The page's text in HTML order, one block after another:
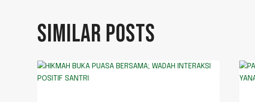
SIMILAR POSTS